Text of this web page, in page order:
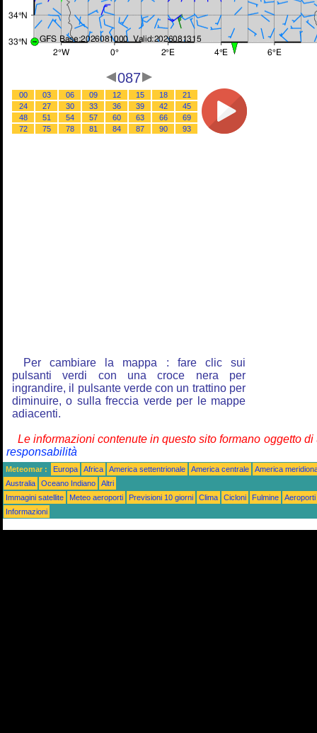
087
00 03 06 09 12 15 18
21
24
27 30 33 36 39 42
45
48
51 54 57 60 63 66
69
72
75 78 81 84 87 90 93
Per cambiare la mappa : fare clic sui
pulsanti verdi con una croce nera per
ingrandire, il pulsante verde con un trattino per
diminuire, o sulla freccia verde per le mappe
adiacenti.
Le informazioni contenute in questo sito formano oggetto
responsabilità
Meteomar : Europa Africa America settentrionale America centrale
America
Australia
Oceano Indiano
Altri
Immagini satellite
Meteo aeroporti Previsioni 10 giorni Clima Cicloni Fulmine
Aeroporti
Informazioni